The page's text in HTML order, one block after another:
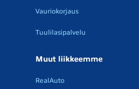
Vauriokorjaus
Tuulilasipalvelu
Muut liikkeemme
RealAuto